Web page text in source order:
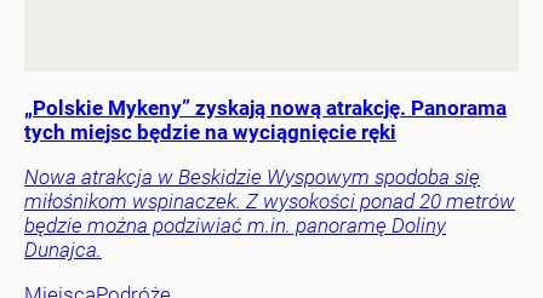
„Polskie Mykeny” zyskają nową atrakcję. Panorama
tych miejsc będzie na wyciągnięcie ręki
Nowa atrakcja w Beskidzie Wyspowym spodoba się
miłośnikom wspinaczek. Z wysokości ponad 20 metrów
będzie można podziwiać m.in. panoramę Doliny
Dunajca.